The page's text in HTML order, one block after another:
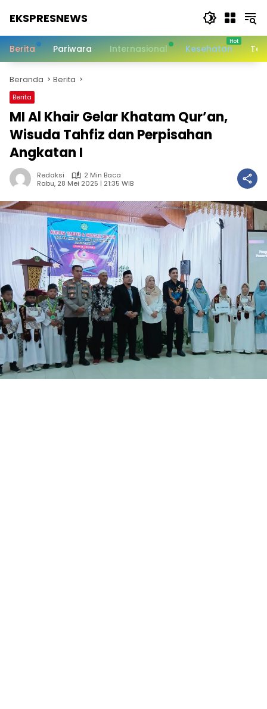
EKSPRESNEWS
Dalam
Berita Pariwara Internasional Kesehatan
Beranda Berita
Berita
MI Al Khair Gelar Khatam Qur’an,
Wisuda Tahfiz dan Perpisahan
Angkatan I
Redaksi
2 Min Baca
Rabu, 28 Mei 2025 | 21:35 WIB